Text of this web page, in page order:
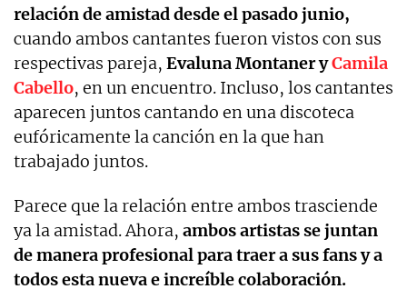
relación de amistad desde el pasado junio,
cuando ambos cantantes fueron vistos con sus
respectivas pareja, Evaluna Montaner yCamila
Cabello, en un encuentro. Incluso, los cantantes
aparecen juntos cantando en una discoteca
eufóricamente la canción en la que han
trabajado juntos.
Parece que la relación entre ambos trasciende
ya la amistad. Ahora, ambos artistas se juntan
de manera profesional para traer a sus fans y a
todos esta nueva e increíble colaboración.